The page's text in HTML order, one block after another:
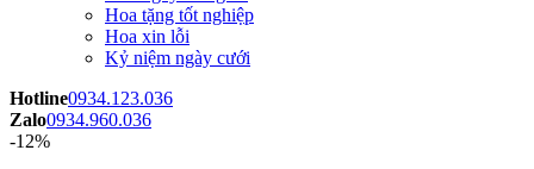
Hoa tặng tốt nghiệp
Hoa xin lỗi
Kỷ niệm ngày cưới
Hotline0934.123.036
Zalo0934.960.036
-12%